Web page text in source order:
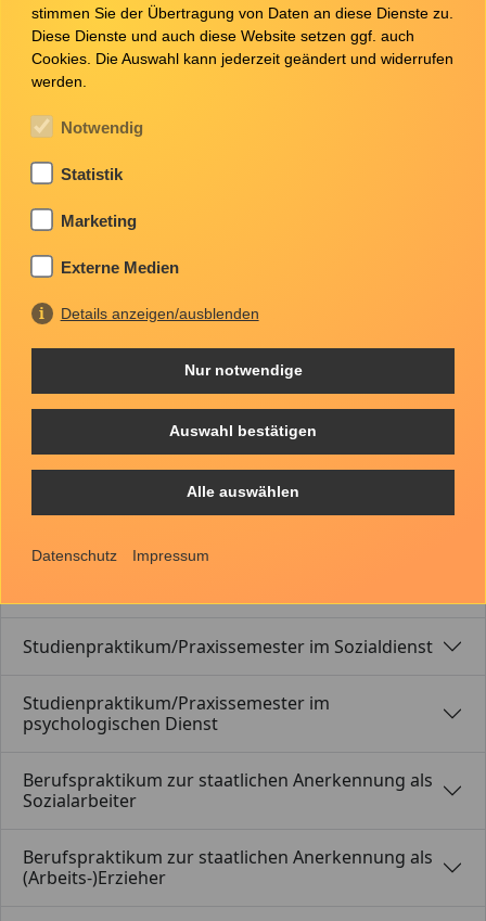
Stellenangebote
Mittlerer Vollzugsdienst im Justizvollzug mit
vorangestellter Tarifbeschäftigung
Tarifbeschäftigung mit medizinischen
Fachkenntnissen (z.B. Fachpfleger für Psychiatrie,
Krankenpfleger/-helfer)
Studienpraktikum/Praxissemester im Sozialdienst
Studienpraktikum/Praxissemester im
psychologischen Dienst
Berufspraktikum zur staatlichen Anerkennung als
Sozialarbeiter
Berufspraktikum zur staatlichen Anerkennung als
(Arbeits-)Erzieher
stimmen Sie der Übertragung von Daten an diese Dienste zu.
Diese Dienste und auch diese Website setzen ggf. auch
Cookies. Die Auswahl kann jederzeit geändert und widerrufen
werden.
Notwendig
Statistik
Marketing
Externe Medien
Details anzeigen/ausblenden
Nur notwendige
Auswahl bestätigen
Alle auswählen
Datenschutz Impressum